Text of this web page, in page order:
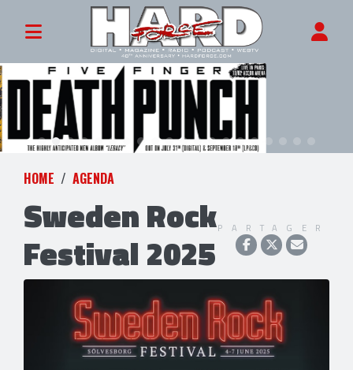
HOME AGENDA
Sweden Rock
Festival 2025
PARTAGER